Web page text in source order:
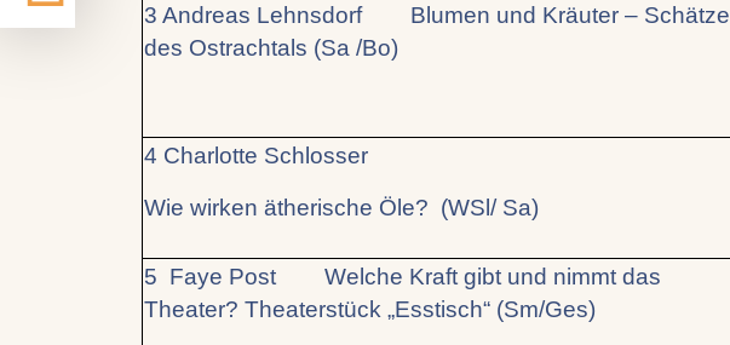
3 Andreas Lehnsdorf Blumen und Kräuter – Schätze
des Ostrachtals (Sa /Bo)
4 Charlotte Schlosser
Wie wirken ätherische Öle? (WSl/ Sa)
5 Faye Post Welche Kraft gibt und nimmt das
Theater? Theaterstück „Esstisch“ (Sm/Ges)